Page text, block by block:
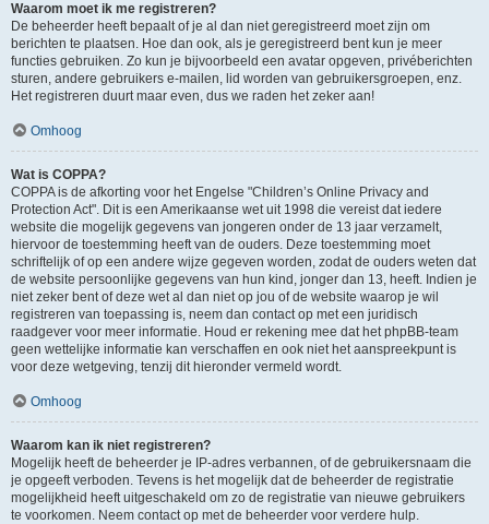
Waarom moet ik me registreren?
De beheerder heeft bepaalt of je al dan niet geregistreerd moet zijn om
berichten te plaatsen. Hoe dan ook, als je geregistreerd bent kun je meer
functies gebruiken. Zo kun je bijvoorbeeld een avatar opgeven, privéberichten
sturen, andere gebruikers e-mailen, lid worden van gebruikersgroepen, enz.
Het registreren duurt maar even, dus we raden het zeker aan!
Omhoog
Wat is COPPA?
COPPA is de afkorting voor het Engelse "Children’s Online Privacy and
Protection Act". Dit is een Amerikaanse wet uit 1998 die vereist dat iedere
website die mogelijk gegevens van jongeren onder de 13 jaar verzamelt,
hiervoor de toestemming heeft van de ouders. Deze toestemming moet
schriftelijk of op een andere wijze gegeven worden, zodat de ouders weten dat
de website persoonlijke gegevens van hun kind, jonger dan 13, heeft. Indien je
niet zeker bent of deze wet al dan niet op jou of de website waarop je wil
registreren van toepassing is, neem dan contact op met een juridisch
raadgever voor meer informatie. Houd er rekening mee dat het phpBB-team
geen wettelijke informatie kan verschaffen en ook niet het aanspreekpunt is
voor deze wetgeving, tenzij dit hieronder vermeld wordt.
Omhoog
Waarom kan ik niet registreren?
Mogelijk heeft de beheerder je IP-adres verbannen, of de gebruikersnaam die
je opgeeft verboden. Tevens is het mogelijk dat de beheerder de registratie
mogelijkheid heeft uitgeschakeld om zo de registratie van nieuwe gebruikers
te voorkomen. Neem contact op met de beheerder voor verdere hulp.